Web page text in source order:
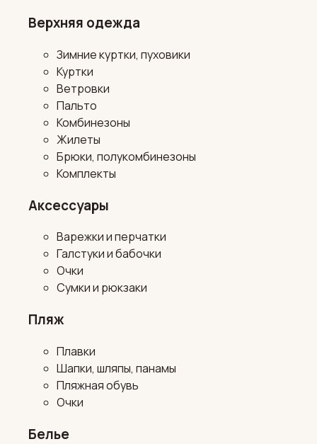
Верхняя одежда
Зимние куртки, пуховики
Куртки
Ветровки
Пальто
Комбинезоны
Жилеты
Брюки, полукомбинезоны
Комплекты
Аксессуары
Варежки и перчатки
Галстуки и бабочки
Очки
Сумки и рюкзаки
Пляж
Плавки
Шапки, шляпы, панамы
Пляжная обувь
Очки
Белье